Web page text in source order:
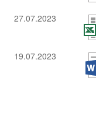
27.07.2023
19.07.2023